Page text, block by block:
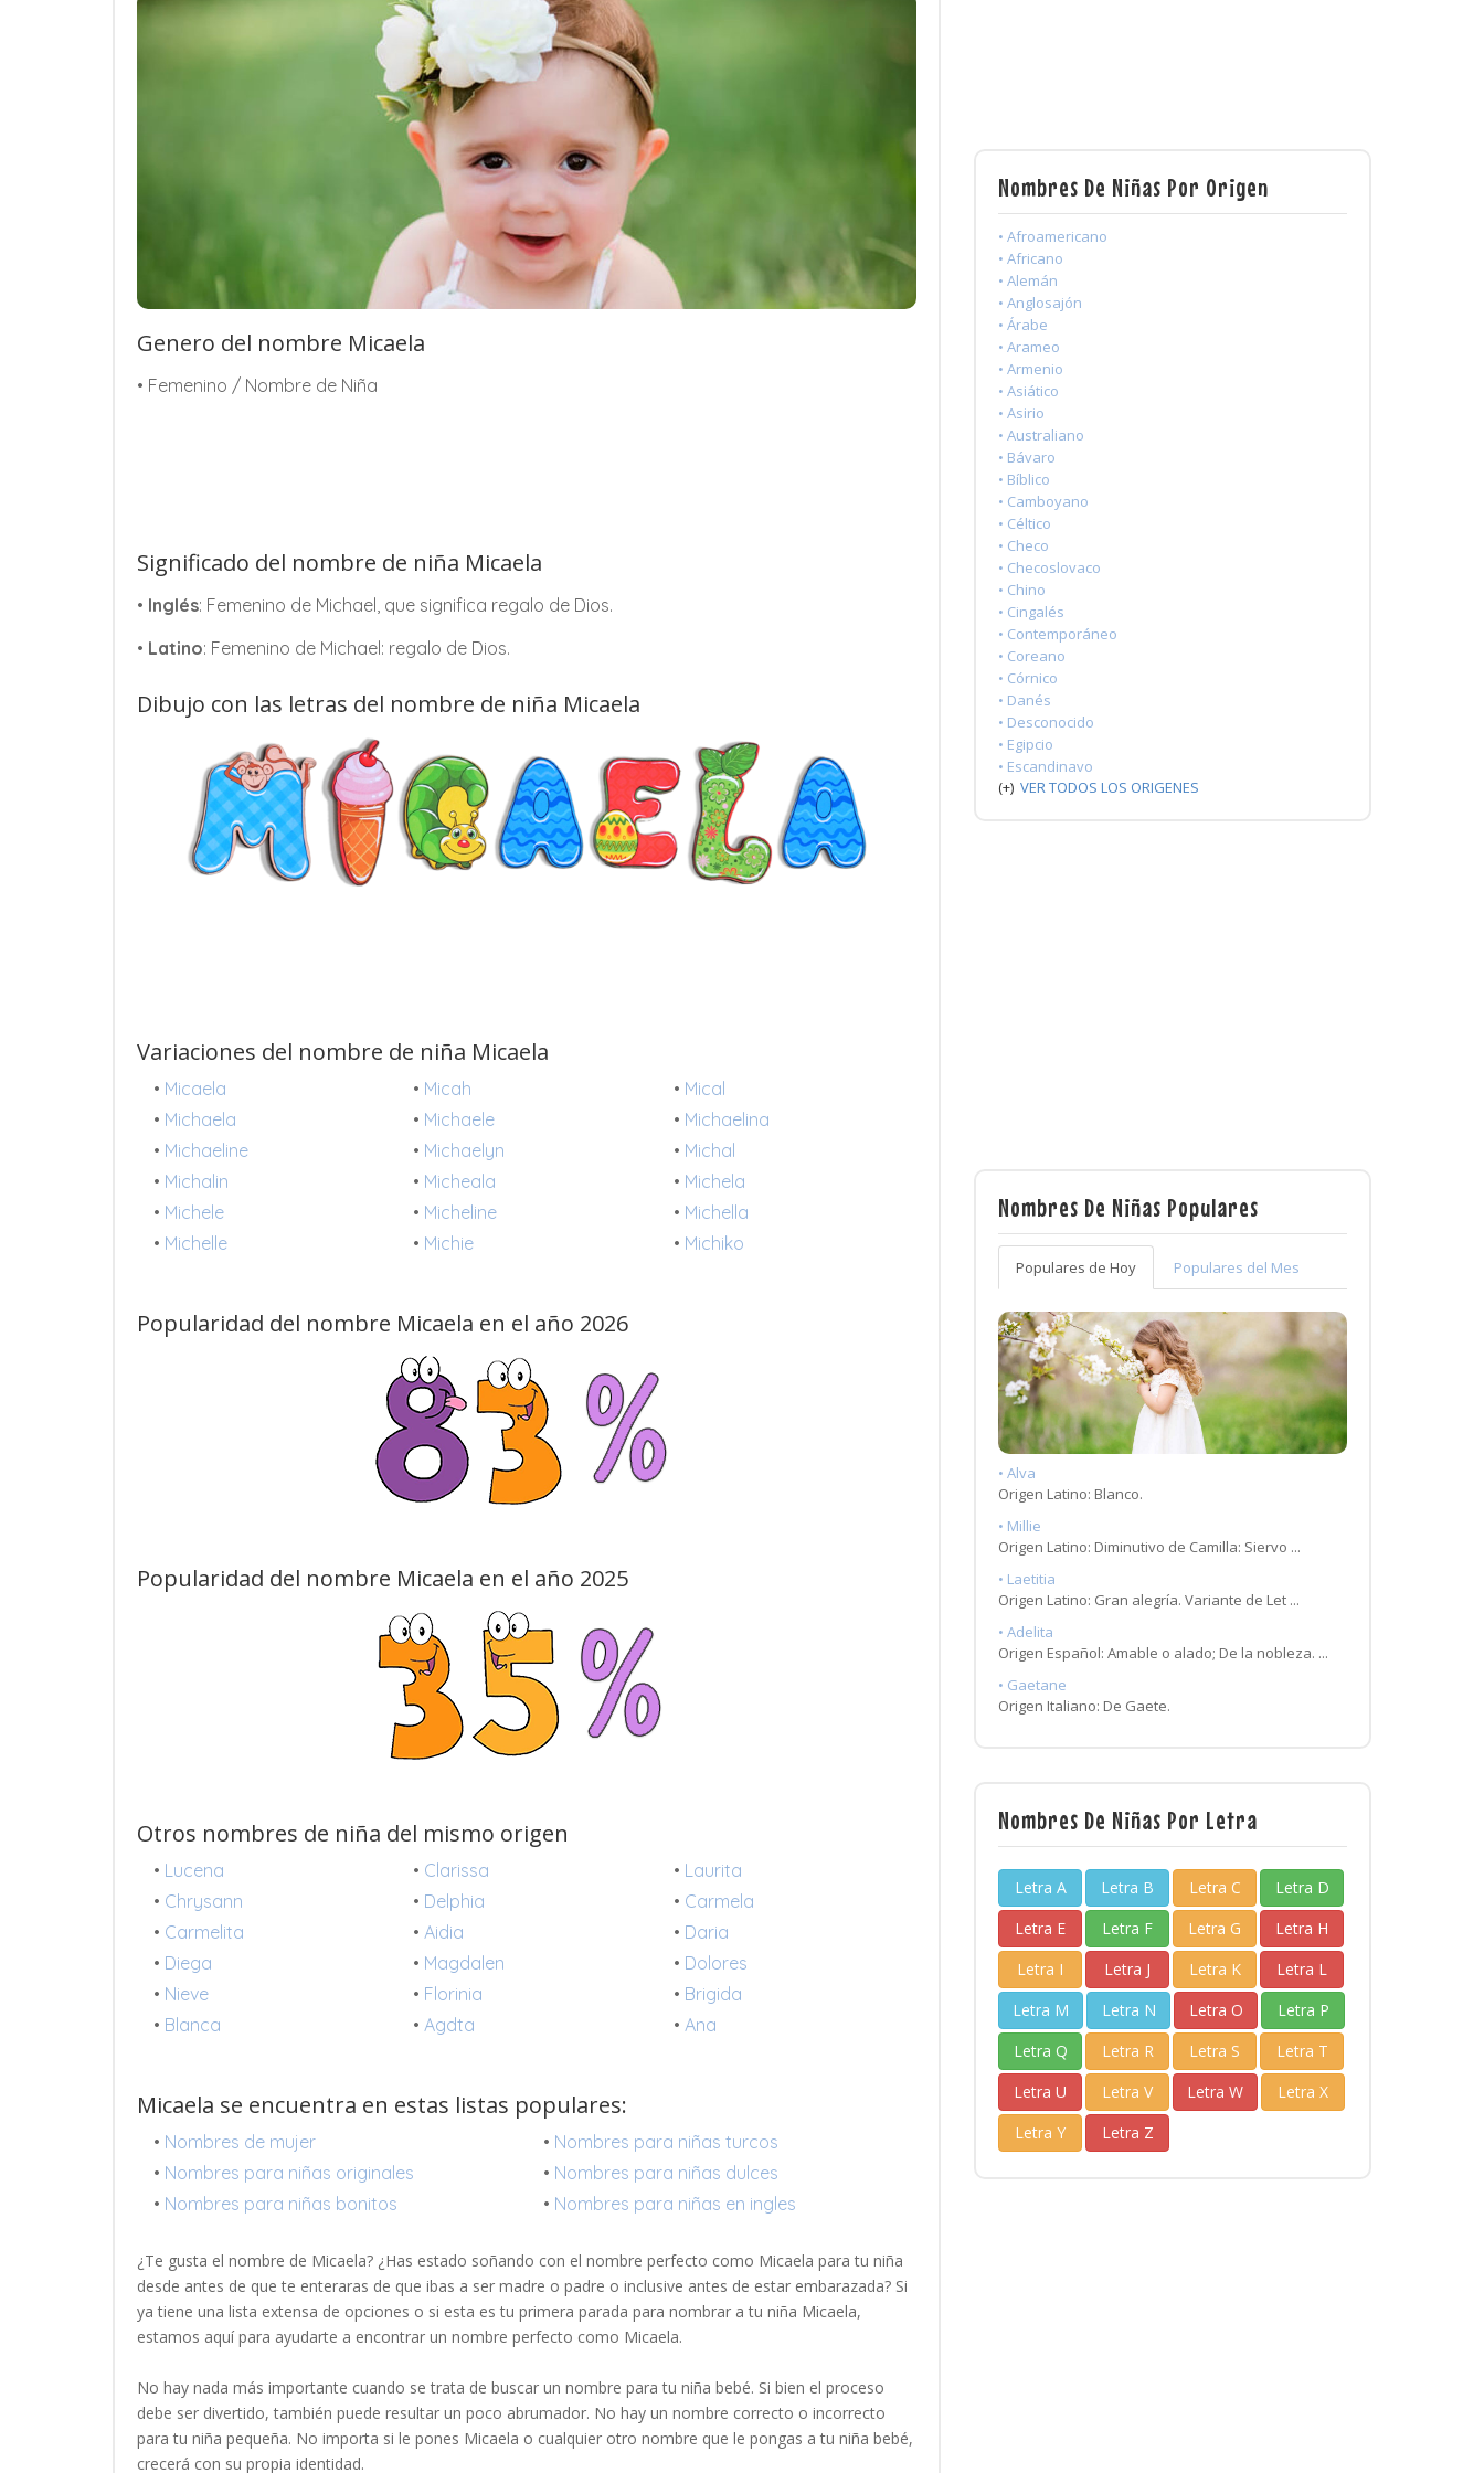
Genero del nombre Micaela
• Femenino / Nombre de Niña
Significado del nombre de niña Micaela
• Inglés: Femenino de Michael, que significa regalo de Dios.
• Latino: Femenino de Michael: regalo de Dios.
Dibujo con las letras del nombre de niña Micaela
Variaciones del nombre de niña Micaela
• Micaela • Micah • Mical
• Michaela • Michaele • Michaelina
• Michaeline • Michaelyn • Michal
• Michalin • Micheala • Michela
• Michele • Micheline • Michella
• Michelle • Michie • Michiko
Popularidad del nombre Micaela en el año 2026
Popularidad del nombre Micaela en el año 2025
Otros nombres de niña del mismo origen
• Lucena • Clarissa • Laurita
• Chrysann • Delphia • Carmela
• Carmelita •Aidia • Daria
• Diega • Magdalen • Dolores
• Nieve • Florinia • Brigida
• Blanca •Agdta • Ana
Micaela se encuentra en estas listas populares:
• Nombres de mujer • Nombres para niñas turcos
• Nombres para niñas originales • Nombres para niñas dulces
• Nombres para niñas bonitos • Nombres para niñas en ingles
¿Te gusta el nombre de Micaela? ¿Has estado soñando con el nombre perfecto como Micaela para tu niña
desde antes de que te enteraras de que ibas a ser madre o padre o inclusive antes de estar embarazada? Si
ya tiene una lista extensa de opciones o si esta es tu primera parada para nombrar a tu niña Micaela,
estamos aquí para ayudarte a encontrar un nombre perfecto como Micaela.
No hay nada más importante cuando se trata de buscar un nombre para tu niña bebé. Si bien el proceso
debe ser divertido, también puede resultar un poco abrumador. No hay un nombre correcto o incorrecto
para tu niña pequeña. No importa si le pones Micaela o cualquier otro nombre que le pongas a tu niña bebé,
crecerá con su propia identidad.
Nombres De Niñas Por Origen
• Afroamericano
• Africano
• Alemán
• Anglosajón
• Árabe
• Arameo
• Armenio
• Asiático
• Asirio
• Australiano
• Bávaro
• Bíblico
• Camboyano
• Céltico
• Checo
• Checoslovaco
• Chino
• Cingalés
• Contemporáneo
• Coreano
• Córnico
• Danés
• Desconocido
• Egipcio
• Escandinavo
(+) VER TODOS LOS ORIGENES
Nombres De Niñas Populares
Populares de Hoy Populares del Mes
• Alva
Origen Latino: Blanco.
• Millie
Origen Latino: Diminutivo de Camilla: Siervo ...
• Laetitia
Origen Latino: Gran alegría. Variante de Let ...
• Adelita
Origen Español: Amable o alado; De la nobleza. ...
• Gaetane
Origen Italiano: De Gaete.
Nombres De Niñas Por Letra
Letra A Letra B Letra C
Letra D
Letra E
Letra F Letra G
Letra H
Letra I
Letra J Letra K
Letra L
Letra M
Letra N Letra O
Letra P
Letra Q
Letra R Letra S
Letra T
Letra U
Letra V Letra W
Letra X
Letra Y
Letra Z